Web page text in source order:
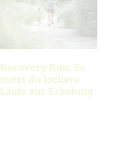
Recovery Run: So
nutzt du lockere
Läufe zur Erholung